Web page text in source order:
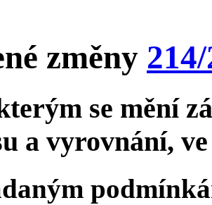
změny
se mění
a vyrovnání,